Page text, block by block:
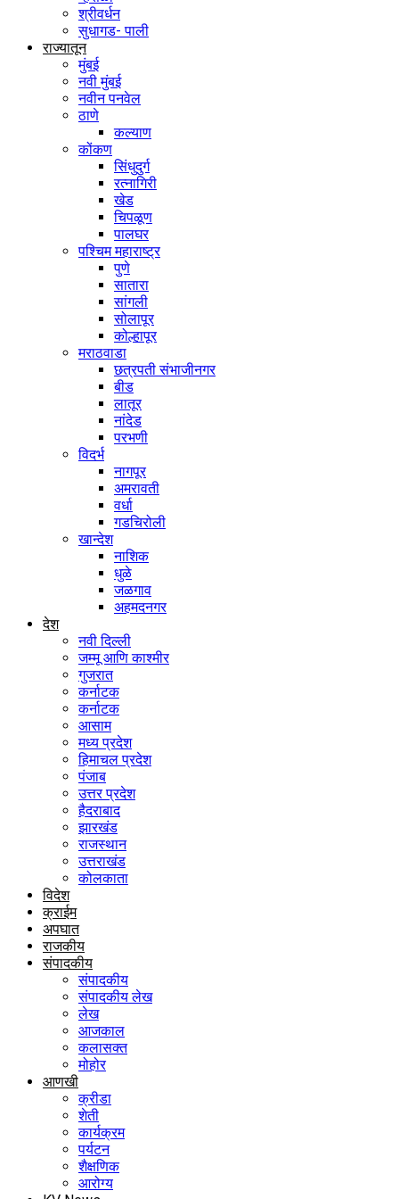
श्रीवर्धन
सुधागड- पाली
राज्यातून
मुंबई
नवी मुंबई
नवीन पनवेल
ठाणे
कल्याण
कोंकण
सिंधुदुर्ग
रत्नागिरी
खेड
चिपळूण
पालघर
पश्चिम महाराष्ट्र
पुणे
सातारा
सांगली
सोलापूर
कोल्हापूर
मराठवाडा
छत्रपती संभाजीनगर
बीड
लातूर
नांदेड
परभणी
विदर्भ
नागपूर
अमरावती
वर्धा
गडचिरोली
खान्देश
नाशिक
धुळे
जळगाव
अहमदनगर
देश
नवी दिल्ली
जम्मू आणि काश्मीर
गुजरात
कर्नाटक
कर्नाटक
आसाम
मध्य प्रदेश
हिमाचल प्रदेश
पंजाब
उत्तर प्रदेश
हैदराबाद
झारखंड
राजस्थान
उत्तराखंड
कोलकाता
विदेश
क्राईम
अपघात
राजकीय
संपादकीय
संपादकीय
संपादकीय लेख
लेख
आजकाल
कलासक्त
मोहोर
आणखी
क्रीडा
शेती
कार्यक्रम
पर्यटन
शैक्षणिक
आरोग्य